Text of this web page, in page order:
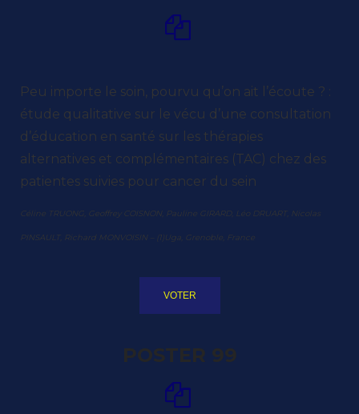
Peu importe le soin, pourvu qu’on ait l’écoute ? :
étude qualitative sur le vécu d’une consultation
d’éducation en santé sur les thérapies
alternatives et complémentaires (TAC) chez des
patientes suivies pour cancer du sein
Céline TRUONG, Geoffrey COISNON, Pauline GIRARD, Léo DRUART, Nicolas
PINSAULT, Richard MONVOISIN – (1)Uga, Grenoble, France
VOTER
POSTER 99